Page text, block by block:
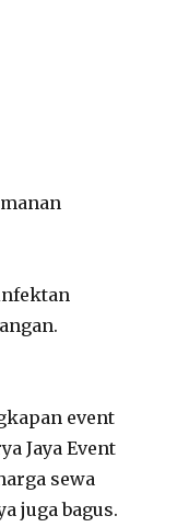
event
Jaya Event
sewa
juga bagus.